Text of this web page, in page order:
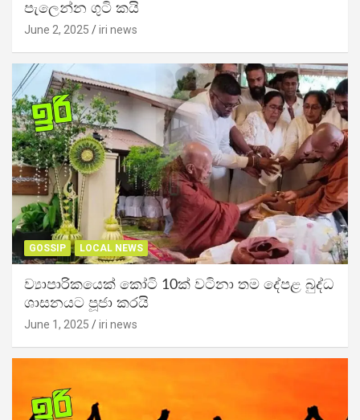
පැලෙන්න ගුටි කයි
June 2, 2025 iri news
GOSSIP LOCAL NEWS
ව්‍යාපාරිකයෙක් කෝටි 10ක් වටිනා තම දේපළ බුද්ධ
ශාසනයට පූජා කරයි
June 1, 2025 iri news